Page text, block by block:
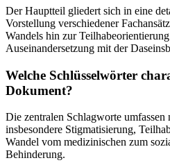
Der Hauptteil gliedert sich in eine
Vorstellung verschiedener
Wandels hin zur
Auseinandersetzung mit der
Welche Schlüsselwörter
Dokument?
Die zentralen Schlagworte
insbesondere Stigmatisierung,
Wandel vom medizinischen zum
Behinderung.